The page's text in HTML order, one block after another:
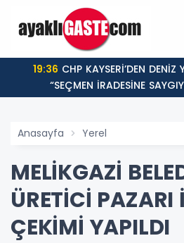
19:36
“SEÇMEN İRADESİNE
Anasayfa Yerel
MELİKGAZİ
ÜRETİCİ
ÇEKİMİ YAPILDI